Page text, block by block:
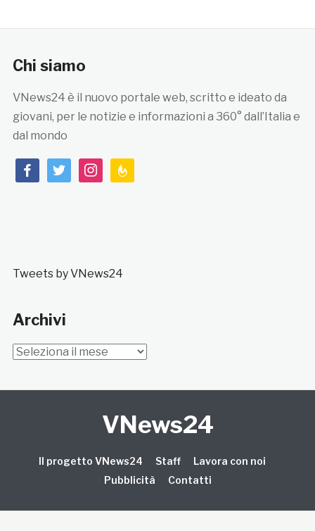
Chi siamo
VNews24 è il nuovo portale web, scritto e ideato da
giovani, per le notizie e informazioni a 360° dall’Italia e
dal mondo
facebooktwitterinstagramfeedburner
Tweets by VNews24
Archivi
Archivi
VNews24
Il progetto VNews24 Staff
Lavora con noi
Pubblicità
Contatti